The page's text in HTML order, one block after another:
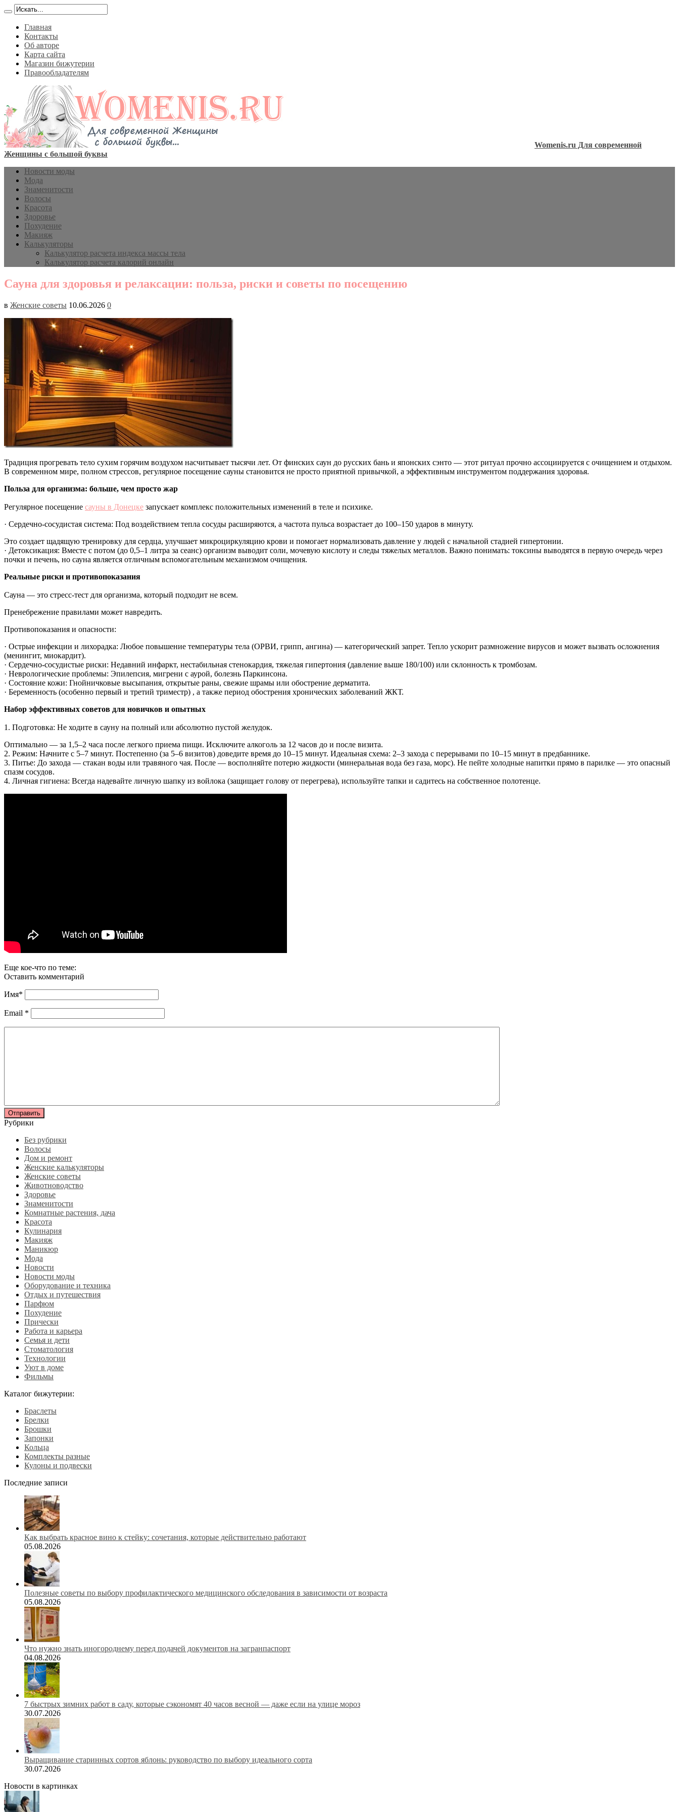
Главная
Контакты
Об авторе
Карта сайта
Магазин бижутерии
Правообладателям
Womenis.ru Для современной
Женщины с большой буквы
Новости моды
Мода
Знаменитости
Волосы
Красота
Здоровье
Похудение
Макияж
Калькуляторы
Калькулятор расчета индекса массы тела
Калькулятор расчета калорий онлайн
Сауна для здоровья и релаксации: польза, риски и советы по посещению
в Женские советы 10.06.2026 0
Традиция прогревать тело сухим горячим воздухом насчитывает тысячи лет. От финских саун до русских бань и японских сэнто — этот ритуал прочно ассоциируется с очищением и отдыхом.
В современном мире, полном стрессов, регулярное посещение сауны становится не просто приятной привычкой, а эффективным инструментом поддержания здоровья.
Польза для организма: больше, чем просто жар
Регулярное посещение сауны в Донецке запускает комплекс положительных изменений в теле и психике.
· Сердечно-сосудистая система: Под воздействием тепла сосуды расширяются, а частота пульса возрастает до 100–150 ударов в минуту.
Это создает щадящую тренировку для сердца, улучшает микроциркуляцию крови и помогает нормализовать давление у людей с начальной стадией гипертонии.
· Детоксикация: Вместе с потом (до 0,5–1 литра за сеанс) организм выводит соли, мочевую кислоту и следы тяжелых металлов. Важно понимать: токсины выводятся в первую очередь через
почки и печень, но сауна является отличным вспомогательным механизмом очищения.
Реальные риски и противопоказания
Сауна — это стресс-тест для организма, который подходит не всем.
Пренебрежение правилами может навредить.
Противопоказания и опасности:
· Острые инфекции и лихорадка: Любое повышение температуры тела (ОРВИ, грипп, ангина) — категорический запрет. Тепло ускорит размножение вирусов и может вызвать осложнения
(менингит, миокардит).
· Сердечно-сосудистые риски: Недавний инфаркт, нестабильная стенокардия, тяжелая гипертония (давление выше 180/100) или склонность к тромбозам.
· Неврологические проблемы: Эпилепсия, мигрени с аурой, болезнь Паркинсона.
· Состояние кожи: Гнойничковые высыпания, открытые раны, свежие шрамы или обострение дерматита.
· Беременность (особенно первый и третий триместр) , а также период обострения хронических заболеваний ЖКТ.
Набор эффективных советов для новичков и опытных
1. Подготовка: Не ходите в сауну на полный или абсолютно пустой желудок.
Оптимально — за 1,5–2 часа после легкого приема пищи. Исключите алкоголь за 12 часов до и после визита.
2. Режим: Начните с 5–7 минут. Постепенно (за 5–6 визитов) доведите время до 10–15 минут. Идеальная схема: 2–3 захода с перерывами по 10–15 минут в предбаннике.
3. Питье: До захода — стакан воды или травяного чая. После — восполняйте потерю жидкости (минеральная вода без газа, морс). Не пейте холодные напитки прямо в парилке — это опасный
спазм сосудов.
4. Личная гигиена: Всегда надевайте личную шапку из войлока (защищает голову от перегрева), используйте тапки и садитесь на собственное полотенце.
Еще кое-что по теме:
Оставить комментарий
Имя*
Email *
Рубрики
Без рубрики
Волосы
Дом и ремонт
Женские калькуляторы
Женские советы
Животноводство
Здоровье
Знаменитости
Комнатные растения, дача
Красота
Кулинария
Макияж
Маникюр
Мода
Новости
Новости моды
Оборудование и техника
Отдых и путешествия
Парфюм
Похудение
Прически
Работа и карьера
Семья и дети
Стоматология
Технологии
Уют в доме
Фильмы
Каталог бижутерии:
Браслеты
Брелки
Брошки
Запонки
Кольца
Комплекты разные
Кулоны и подвески
Последние записи
Как выбрать красное вино к стейку: сочетания, которые действительно работают
05.08.2026
Полезные советы по выбору профилактического медицинского обследования в зависимости от возраста
05.08.2026
Что нужно знать иногороднему перед подачей документов на загранпаспорт
04.08.2026
7 быстрых зимних работ в саду, которые сэкономят 40 часов весной — даже если на улице мороз
30.07.2026
Выращивание старинных сортов яблонь: руководство по выбору идеального сорта
30.07.2026
Новости в картинках